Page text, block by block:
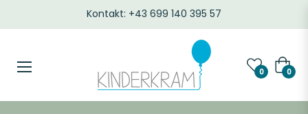
Kontakt: +43 699 140 395 57
0 0